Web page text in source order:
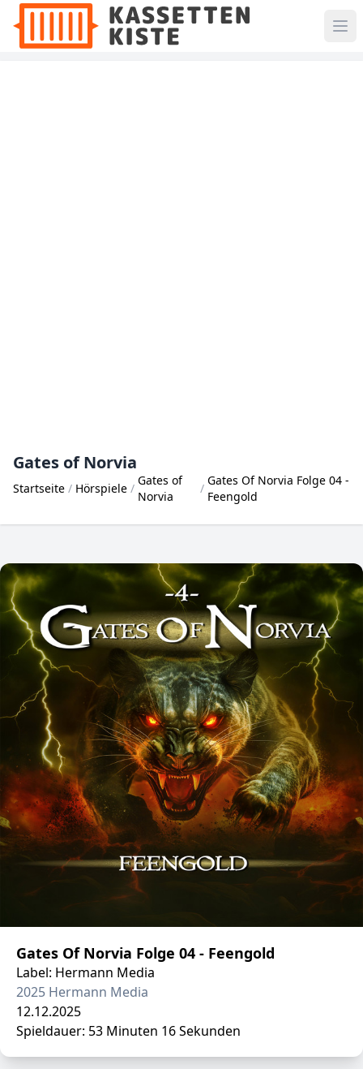
Gates of Norvia
Startseite Hörspiele
Gates of
Norvia
Gates Of Norvia Folge 04 -
Feengold
Gates Of Norvia Folge 04 - Feengold
Label: Hermann Media
2025 Hermann Media
12.12.2025
Spieldauer: 53 Minuten 16 Sekunden